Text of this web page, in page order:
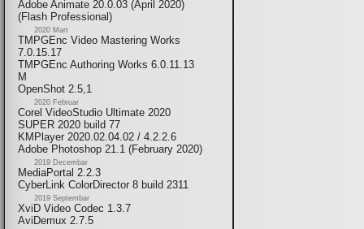
Adobe Animate 20.0.03 (April 2020)
(Flash Professional)
2020 Mart
TMPGEnc Video Mastering Works
7.0.15.17
TMPGEnc Authoring Works 6.0.11.13
M
OpenShot 2.5,1
2020 Februar
Corel VideoStudio Ultimate 2020
SUPER 2020 build 77
KMPlayer 2020.02.04.02 / 4.2.2.6
Adobe Photoshop 21.1 (February 2020)
2019 Decembar
MediaPortal 2.2.3
CyberLink ColorDirector 8 build 2311
2019 Septembar
XviD Video Codec 1.3.7
AviDemux 2.7.5